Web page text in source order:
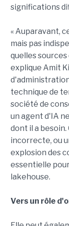
significations
« Auparavant,
mais pas
quelles
explique Amit
technique de
société de
un agent d'IA
dont il a
incorrecte, ou
explosion des
essentielle
lakehouse.
Vers un rôle